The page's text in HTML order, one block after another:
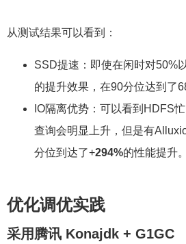
从测试结果可以看到：
SSD提速：即使在闲时对50%
的提升效果，在90分位达到了
IO隔离优势：可以看到HDFS
查询会明显上升，但是有
分位到达了+ 294% 的性能提升。
优化调优实践
采用腾讯 Konajdk + G1GC